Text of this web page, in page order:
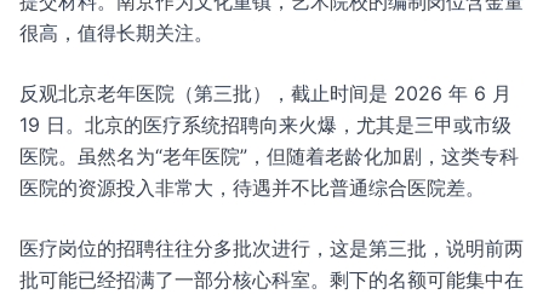
很高，值得长期关注。
反观北京老年医院（第三批），截止时间是 2026 年 6 月
19 日。北京的医疗系统招聘向来火爆，尤其是三甲或市级
医院。虽然名为“老年医院”，但随着老龄化加剧，这类专科
医院的资源投入非常大，待遇并不比普通综合医院差。
医疗岗位的招聘往往分多批次进行，这是第三批，说明前两
批可能已经招满了一部分核心科室。剩下的名额可能集中在